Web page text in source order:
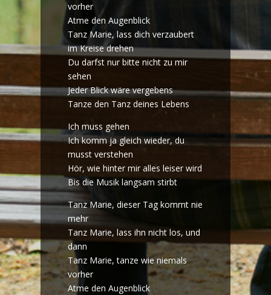
vorher
Atme den Augenblick
Tanz Marie, lass dich verzaubert
im Kreise drehen
Du darfst nur bitte nicht zu mir
sehen
Jeder Blick wäre vergebens
Tanze den Tanz deines Lebens
Ich muss gehen
Ich komm ja gleich wieder, du
musst verstehen
Hör, wie hinter mir alles leiser wird
Bis die Musik langsam stirbt
Tanz Marie, dieser Tag kommt nie
mehr
Tanz Marie, lass ihn nicht los, und
dann
Tanz Marie, tanze wie niemals
vorher
Atme den Augenblick